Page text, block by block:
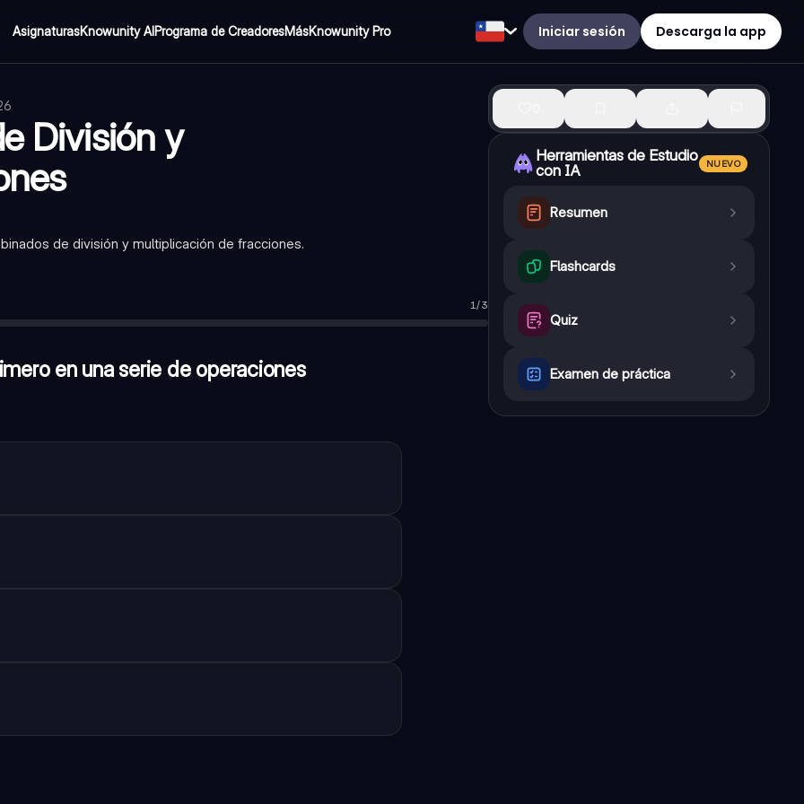
AsignaturasKnowunity AIPrograma de CreadoresMásKnowunity Pro Iniciar sesión Descarga la app
División y
de división y multiplicación de fracciones.
1/3
en una serie de operaciones
el denominador?—Falso
Herramientas de Estudio
con IA
NUEVO
Resumen
Flashcards
Quiz
Examen de práctica